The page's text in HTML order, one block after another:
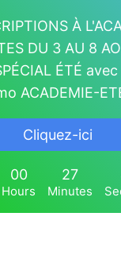
À
DU 3 AU 8
ÉTÉ
ACADEMIE-
Cliquez-ici
00
Hours
27
Minutes